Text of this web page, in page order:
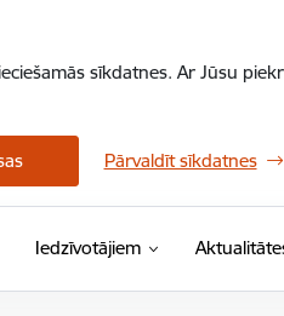
sīkdatnes. Ar Jūsu
Pārvaldīt sīkdatnes
Iedzīvotājiem